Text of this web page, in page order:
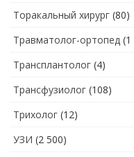
Торакальный хирург (80)
Травматолог-ортопед (1
Трансплантолог (4)
Трансфузиолог (108)
Трихолог (12)
УЗИ (2 500)